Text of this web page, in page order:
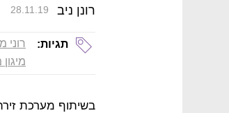
רונן ניב 28.11.19
תגיות: רוני
בשיתוף מערכת